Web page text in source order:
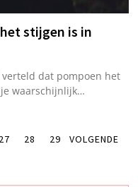
stijgen is in
dat pompoen het
waarschijnlijk…
27 28 29 VOLGENDE